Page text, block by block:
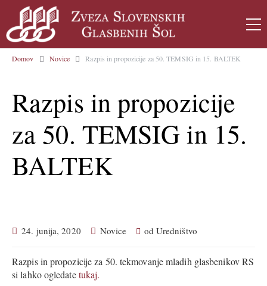
Domov Novice Razpis in propozicije za 50. TEMSIG in 15. BALTEK
Razpis in propozicije
za 50. TEMSIG in 15.
BALTEK
24. junija, 2020 Novice od Uredništvo
Razpis in propozicije za 50. tekmovanje mladih glasbenikov RS
si lahko ogledatetukaj.